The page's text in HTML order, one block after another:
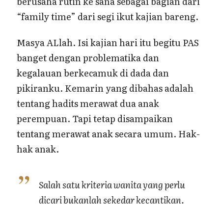
“family time” dari segi ikut kajian bareng.
Masya ALlah. Isi kajian hari itu begitu PAS
banget dengan problematika dan
kegalauan berkecamuk di dada dan
pikiranku. Kemarin yang dibahas adalah
tentang hadits merawat dua anak
perempuan. Tapi tetap disampaikan
tentang merawat anak secara umum. Hak-
hak anak.
Salah satu kriteria wanita yang perlu
dicari bukanlah sekedar kecantikan.